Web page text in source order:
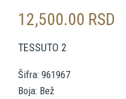
12,500.00 RSD
TESSUTO 2
Šifra: 961967
Boja: Bež